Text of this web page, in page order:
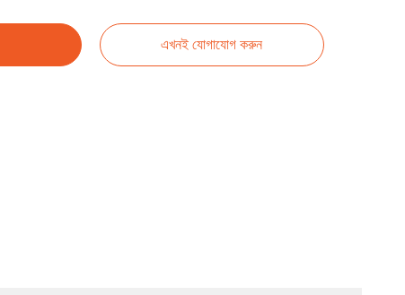
এখনই যোগাযোগ করুন